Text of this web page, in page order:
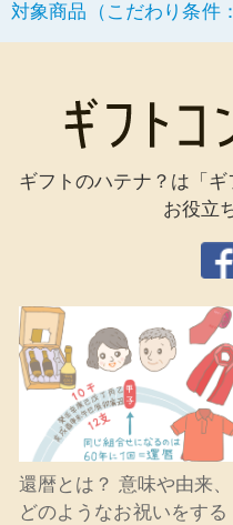
対象商品（こだわり条件
ギフトのハテナ？は「ギ
お役立
還暦とは？ 意味や由来、
どのようなお祝いをする